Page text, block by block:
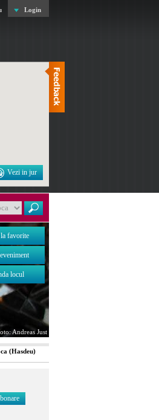
Login
Vezi in jur
favorite
locul
Andreas Just
(Hasdeu)